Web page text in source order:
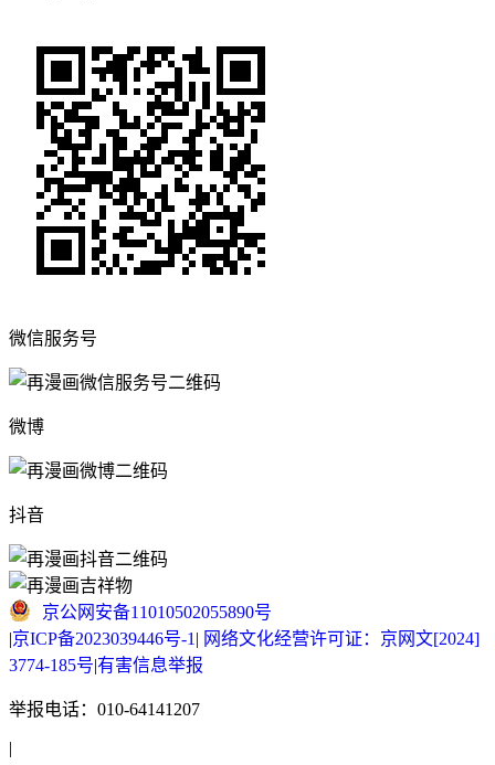
微信服务号
微博
抖音
京公网安备11010502055890号
|京ICP备2023039446号-1 | 网络文化经营许可证：京网文[2024]
3774-185号|有害信息举报
举报电话：010-64141207
|